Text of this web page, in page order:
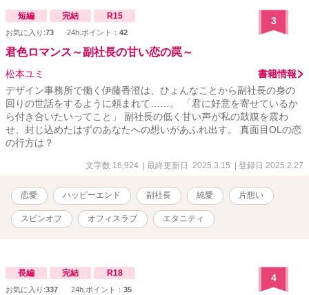
短編 完結 R15
お気に入り:73 24h.ポイント： 42
3
君色ロマンス～副社長の甘い恋の罠～
松本ユミ
書籍情報
デザイン事務所で働く伊藤香澄は、ひょんなことから副社長の身の
回りの世話をするように頼まれて……。 「君に好意を寄せているか
ら付き合いたいってこと」 副社長の低く甘い声が私の鼓膜を震わ
せ、封じ込めたはずのあなたへの想いがあふれ出す。 真面目OLの恋
の行方は？
文字数 16,924 | 最終更新日 2025.3.15 | 登録日 2025.2.27
恋愛 ハッピーエンド 副社長 純愛 片想い
スピンオフ オフィスラブ エタニティ
長編 完結 R18
お気に入り:337 24h.ポイント： 35
4